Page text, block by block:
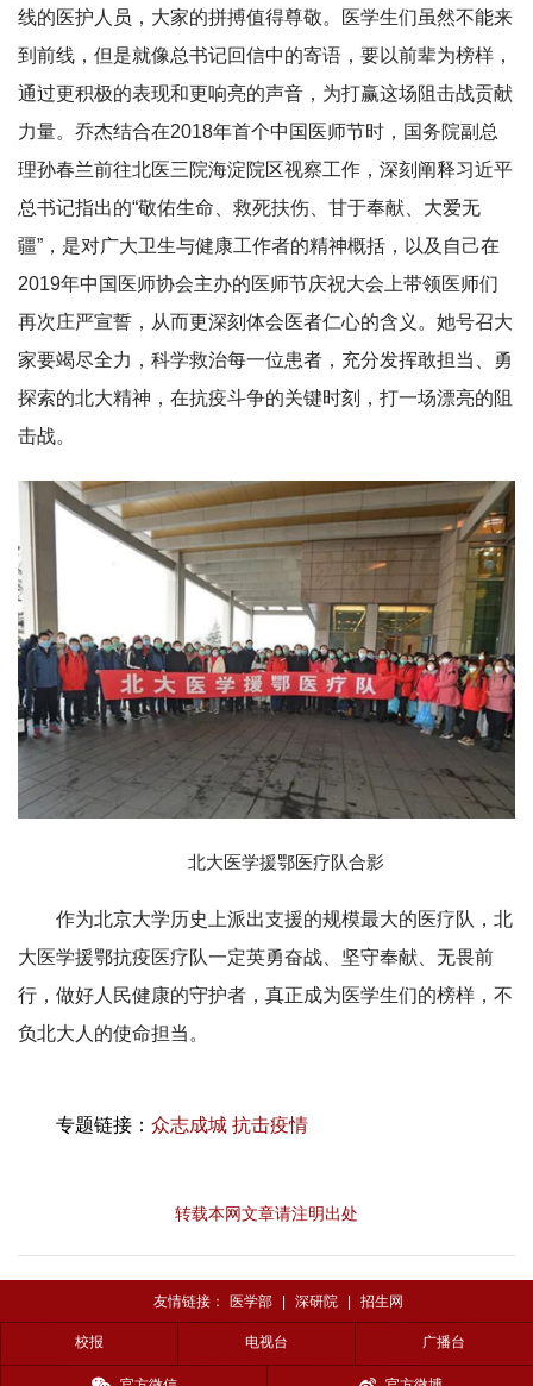
线的医护人员，大家的拼搏值得尊敬。医学生们虽然不能来
到前线，但是就像总书记回信中的寄语，要以前辈为榜样，
通过更积极的表现和更响亮的声音，为打赢这场阻击战贡献
力量。乔杰结合在2018年首个中国医师节时，国务院副总
理孙春兰前往北医三院海淀院区视察工作，深刻阐释习近平
总书记指出的“敬佑生命、救死扶伤、甘于奉献、大爱无
疆”，是对广大卫生与健康工作者的精神概括，以及自己在
2019年中国医师协会主办的医师节庆祝大会上带领医师们
再次庄严宣誓，从而更深刻体会医者仁心的含义。她号召大
家要竭尽全力，科学救治每一位患者，充分发挥敢担当、勇
探索的北大精神，在抗疫斗争的关键时刻，打一场漂亮的阻
击战。
北大医学援鄂医疗队合影
作为北京大学历史上派出支援的规模最大的医疗队，北
大医学援鄂抗疫医疗队一定英勇奋战、坚守奉献、无畏前
行，做好人民健康的守护者，真正成为医学生们的榜样，不
负北大人的使命担当。
专题链接： 众志成城 抗击疫情
转载本网文章请注明出处
友情链接： 医学部 深研院 招生网
校报 电视台 广播台